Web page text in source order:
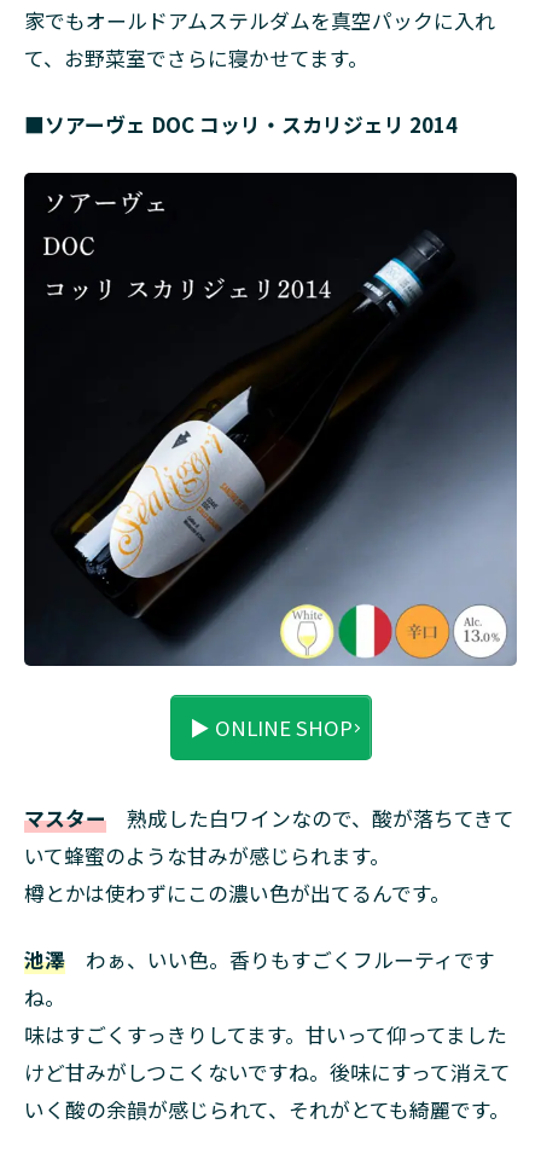
家でもオールドアムステルダムを真空パックに入れ
て、お野菜室でさらに寝かせてます。
■ソアーヴェ DOC コッリ・スカリジェリ 2014
▶ ONLINE SHOP
マスター 熟成した白ワインなので、酸が落ちてきて
いて蜂蜜のような甘みが感じられます。
樽とかは使わずにこの濃い色が出てるんです。
池澤 わぁ、いい色。香りもすごくフルーティです
ね。
味はすごくすっきりしてます。甘いって仰ってました
けど甘みがしつこくないですね。後味にすって消えて
いく酸の余韻が感じられて、それがとても綺麗です。